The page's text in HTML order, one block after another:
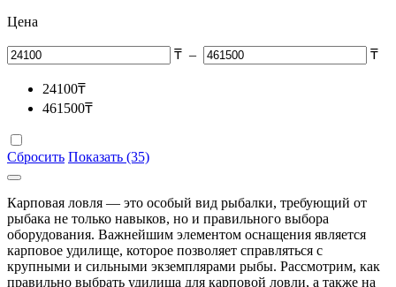
Цена
₸ – ₸
24100₸
461500₸
Сбросить Показать (35)
Карповая ловля — это особый вид рыбалки, требующий от
рыбака не только навыков, но и правильного выбора
оборудования. Важнейшим элементом оснащения является
карповое удилище, которое позволяет справляться с
крупными и сильными экземплярами рыбы. Рассмотрим, как
правильно выбрать удилища для карповой ловли, а также на